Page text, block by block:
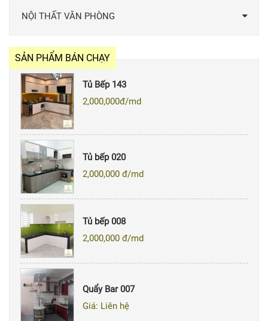
NỘI THẤT VĂN PHÒNG
SẢN PHẨM BÁN CHẠY
Tủ Bếp 143
2,000,000đ/md
Tủ bếp 020
2,000,000đ/md
Tủ bếp 008
2,000,000đ/md
Giá: Liên hệ